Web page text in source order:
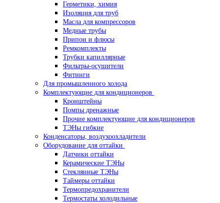
Герметики, химия
Изоляция для труб
Масла для компрессоров
Медные трубы
Припои и флюсы
Ремкомплекты
Трубки капиллярные
Фильтры-осушители
Фитинги
Для промышленного холода
Комплектующие для кондиционеров
Кронштейны
Помпы дренажные
Прочие комплектующие для кондиционеров
ТЭНы гибкие
Конденсаторы, воздухоохладители
Оборудование для оттайки
Датчики оттайки
Керамические ТЭНы
Стеклянные ТЭНы
Таймеры оттайки
Термопредохранители
Термостаты холодильные